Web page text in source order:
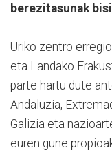
berezitasunak
Uriko zentro
eta Landako
parte hartu dute
Andaluzia,
Galizia eta
euren gune